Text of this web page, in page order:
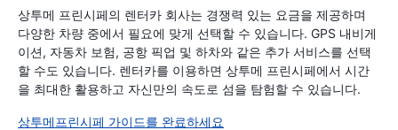
상투메 프린시페의 렌터카 회사는 경쟁력 있는 요금을 제공하며
다양한 차량 중에서 필요에 맞게 선택할 수 있습니다. GPS 내비게
이션, 자동차 보험, 공항 픽업 및 하차와 같은 추가 서비스를 선택
할 수도 있습니다. 렌터카를 이용하면 상투메 프린시페에서 시간
을 최대한 활용하고 자신만의 속도로 섬을 탐험할 수 있습니다.
상투메프린시페 가이드를 완료하세요